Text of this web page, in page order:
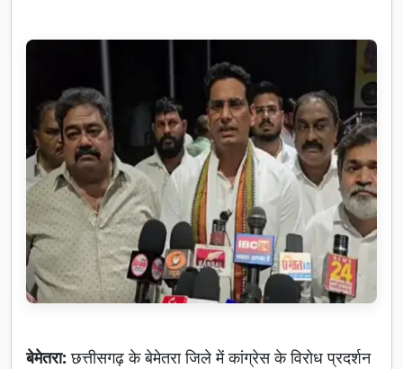
बेमेतरा:छत्तीसगढ़ के बेमेतरा जिले में कांग्रेस के विरोध प्रदर्शन